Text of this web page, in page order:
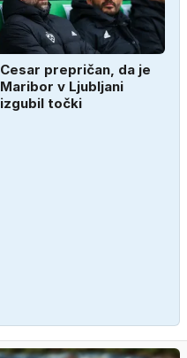
Cesar prepričan, da je
Maribor v Ljubljani
izgubil točki